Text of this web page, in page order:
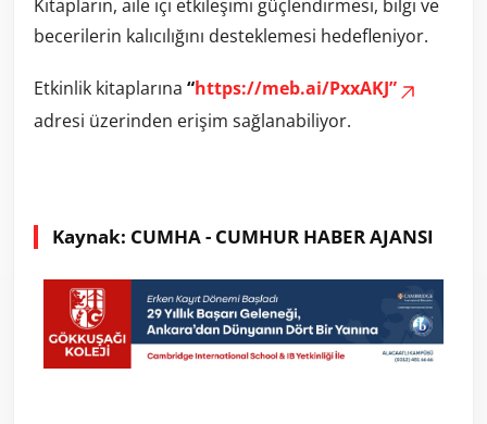
Kitapların, aile içi etkileşimi güçlendirmesi, bilgi ve
becerilerin kalıcılığını desteklemesi hedefleniyor.
Etkinlik kitaplarına “https://meb.ai/PxxAKJ”
adresi üzerinden erişim sağlanabiliyor.
Kaynak: CUMHA - CUMHUR HABER AJANSI